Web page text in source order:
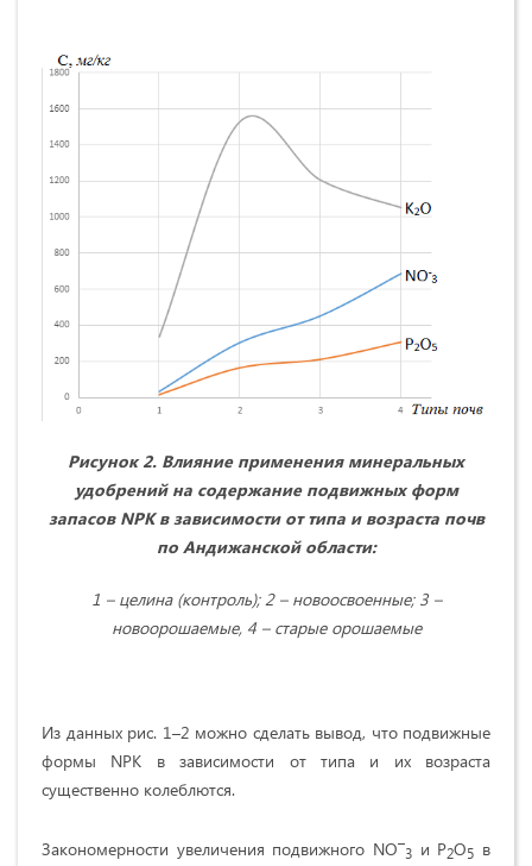
Рисунок 2. Влияние применения минеральных
удобрений на содержание подвижных форм
запасов NPKв зависимости от типа и возраста почв
по Андижанской области:
1 – целина (контроль); 2 – новоосвоенные; 3 –
новоорошаемые, 4 – старые орошаемые
Из данных рис. 1–2 можно сделать вывод, что подвижные
формы NPK в зависимости от типа и их возраста
существенно колеблются.
Закономерности увеличения подвижного NO–
3 и P2O5 в